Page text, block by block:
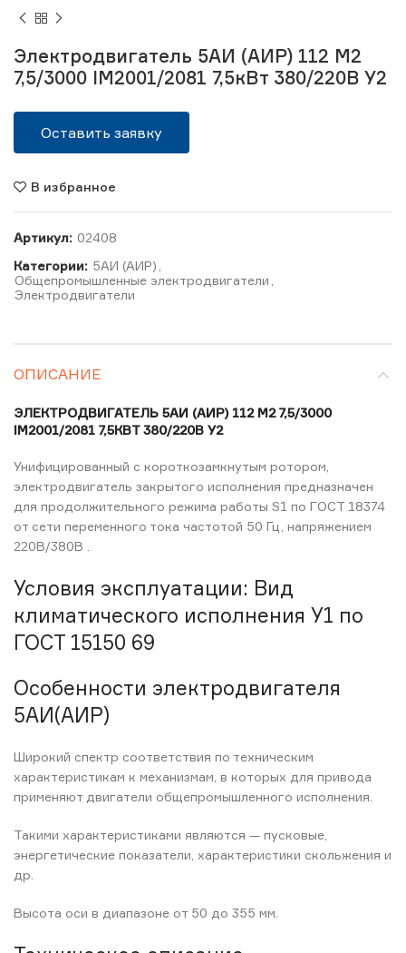
Электродвигатель 5АИ (АИР) 112 M2
7,5/3000 IM2001/2081 7,5кВт 380/220В У2
Оставить заявку
В избранное
Артикул: 02408
Категории: 5АИ (АИР)
Общепромышленные электродвигатели
Электродвигатели
ОПИСАНИЕ
ЭЛЕКТРОДВИГАТЕЛЬ 5АИ (АИР) 112 M2 7,5/3000
IM2001/2081 7,5КВТ 380/220В У2
Унифицированный с короткозамкнутым ротором,
электродвигатель закрытого исполнения предназначен
для продолжительного режима работы S1 по ГОСТ 18374
от сети переменного тока частотой 50 Гц, напряжением
220В/380В .
Условия эксплуатации: Вид
климатического исполнения У1 по
ГОСТ 15150 69
Особенности электродвигателя
5АИ(АИР)
Широкий спектр соответствия по техническим
характеристикам к механизмам, в которых для привода
применяют двигатели общепромышленного исполнения.
Такими характеристиками являются — пусковые,
энергетические показатели, характеристики скольжения и
др.
Высота оси в диапазоне от 50 до 355 мм.